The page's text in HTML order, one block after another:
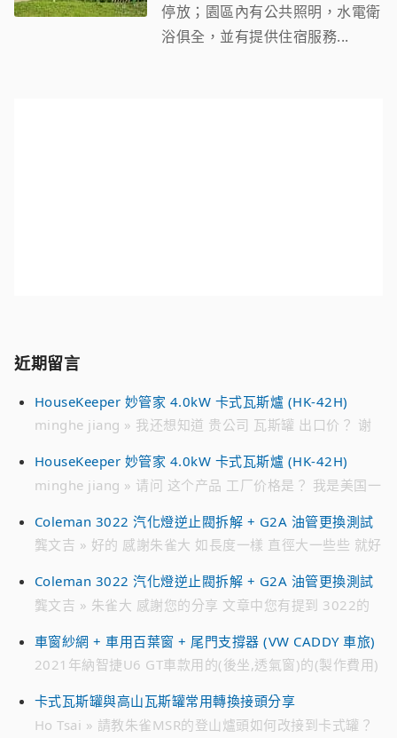
停放；園區內有公共照明，水電衛
浴俱全，並有提供住宿服務...
近期留言
HouseKeeper 妙管家 4.0kW 卡式瓦斯爐 (HK-42H)
minghe jiang » 我还想知道 贵公司 瓦斯罐 出口价？ 谢
HouseKeeper 妙管家 4.0kW 卡式瓦斯爐 (HK-42H)
minghe jiang » 请问 这个产品 工厂价格是？ 我是美国一
ID : jmh****** 电话 ： 718 791 ****
Coleman 3022 汽化燈逆止閥拆解 + G2A 油管更換測試
龔文吉 » 好的 感謝朱雀大 如長度一樣 直徑大一些些 就好
時候 貴不少 感恩
Coleman 3022 汽化燈逆止閥拆解 + G2A 油管更換測試
龔文吉 » 朱雀大 感謝您的分享 文章中您有提到 3022的
日亞 有看到226-2991編號的油管 不知有無通用 感恩
車窗紗網 + 車用百葉窗 + 尾門支撐器 (VW CADDY 車旅)
2021年納智捷U6 GT車款用的(後坐,透氣窗)的(製作費用)
(製作費用)。 請問：多少? Line 0952xxx7xx 李小姐
卡式瓦斯罐與高山瓦斯罐常用轉換接頭分享
Ho Tsai » 請教朱雀MSR的登山爐頭如何改接到卡式罐？